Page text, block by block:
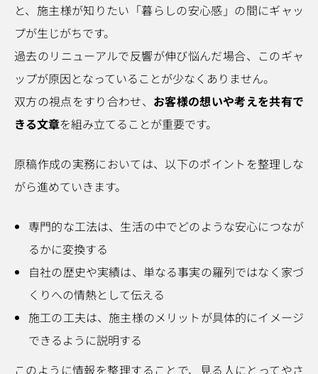
と、施主様が知りたい「暮らしの安心感」の間にギャッ
プが生じがちです。
過去のリニューアルで反響が伸び悩んだ場合、このギャ
ップが原因となっていることが少なくありません。
双方の視点をすり合わせ、 お客様の想いや考えを共有で
きる文章を組み立てることが重要です。
原稿作成の実務においては、以下のポイントを整理しな
がら進めていきます。
専門的な工法は、生活の中でどのような安心につなが
るかに変換する
自社の歴史や実績は、単なる事実の羅列ではなく家づ
くりへの情熱として伝える
施工の工夫は、施主様のメリットが具体的にイメージ
できるように説明する
このように情報を整理することで、見る人にとってやさ